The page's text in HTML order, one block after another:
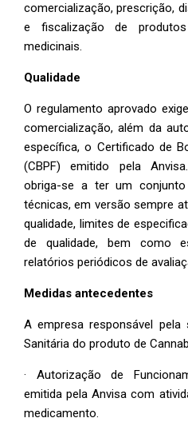
comercialização, prescrição,
e fiscalização de
medicinais.
Qualidade
O regulamento aprovado
comercialização, além da
específica, o Certificado de
(CBPF) emitido pela
obriga-se a ter um
técnicas, em versão sempre
qualidade, limites de
de qualidade, bem como
relatórios periódicos de
Medidas antecedentes
A empresa responsável
Sanitária do produto de
· Autorização de
emitida pela Anvisa com
medicamento.